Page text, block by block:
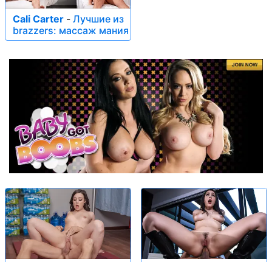
Cali Carter - Лучшие из
brazzers: массаж мания